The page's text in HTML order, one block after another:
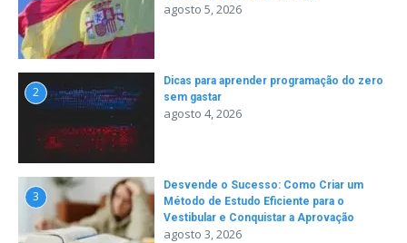
agosto 5, 2026
2
Dicas para aprender programação do zero
sem gastar
agosto 4, 2026
3
Desvende o Sucesso: Como Criar um
Método de Estudo Eficiente para o
Vestibular e Conquistar a Aprovação
agosto 3, 2026